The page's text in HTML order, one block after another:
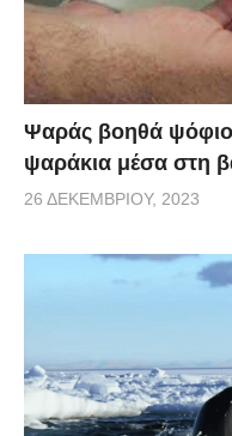
Ψαράς βοηθά ψόφιο
ψαράκια μέσα στη
26 ΔΕΚΕΜΒΡΊΟΥ, 2023